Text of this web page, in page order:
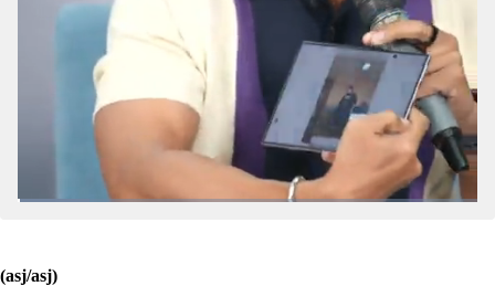
(asj/asj)